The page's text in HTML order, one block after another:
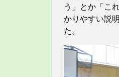
う」とか「こ
かりやすい説
た。